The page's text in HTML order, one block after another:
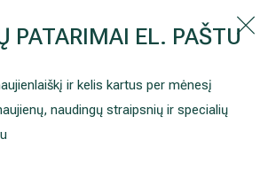
prie Hila | Šeimos medicinos centro?
Instrukcija
PATARIMAI EL. PAŠTU
ir kelis kartus per mėnesį
naudingų straipsnių ir specialių
atvykstant